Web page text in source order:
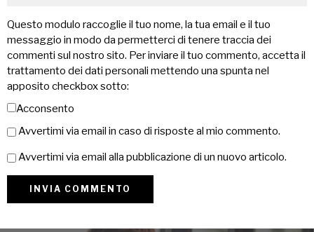
Questo modulo raccoglie il tuo nome, la tua email e il tuo
messaggio in modo da permetterci di tenere traccia dei
commenti sul nostro sito. Per inviare il tuo commento, accetta il
trattamento dei dati personali mettendo una spunta nel
apposito checkbox sotto:
Acconsento
Avvertimi via email in caso di risposte al mio commento.
Avvertimi via email alla pubblicazione di un nuovo articolo.